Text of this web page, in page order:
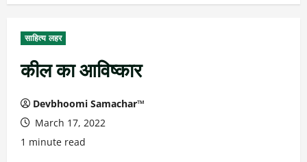
साहित्य लहर
कील का आविष्कार
Devbhoomi Samachar™
March 17, 2022
1 minute read